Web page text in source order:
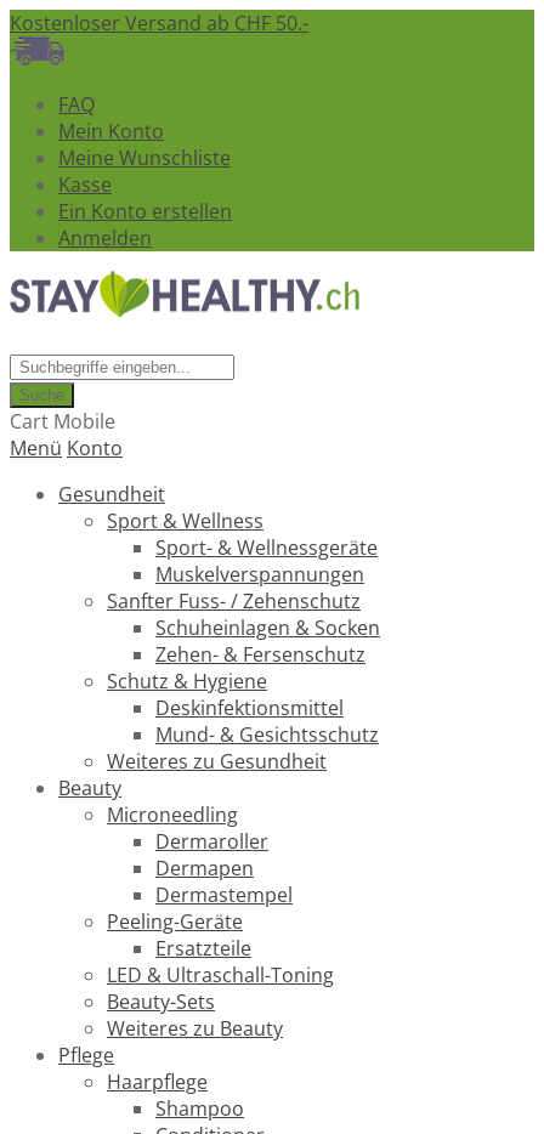
Kostenloser Versand ab CHF 50.-
FAQ
Mein Konto
Meine Wunschliste
Kasse
Ein Konto erstellen
Anmelden
Suche
Cart Mobile
Menü Konto
Gesundheit
Sport & Wellness
Sport- & Wellnessgeräte
Muskelverspannungen
Sanfter Fuss- / Zehenschutz
Schuheinlagen & Socken
Zehen- & Fersenschutz
Schutz & Hygiene
Deskinfektionsmittel
Mund- & Gesichtsschutz
Weiteres zu Gesundheit
Beauty
Microneedling
Dermaroller
Dermapen
Dermastempel
Peeling-Geräte
Ersatzteile
LED & Ultraschall-Toning
Beauty-Sets
Weiteres zu Beauty
Pflege
Haarpflege
Shampoo